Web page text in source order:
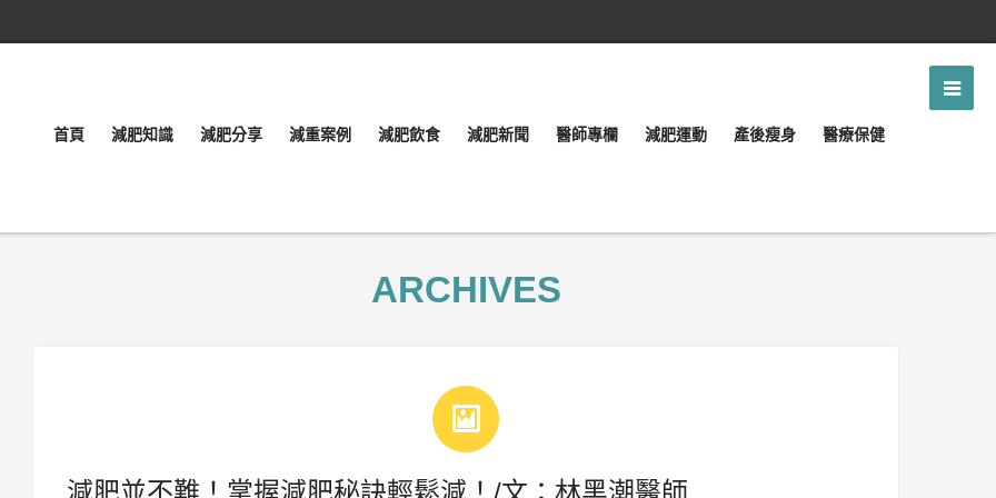
首頁 減肥知識 減肥分享 減重案例 減肥飲食 減肥新聞 醫師專欄 減肥運動 產後瘦身 醫療保健
ARCHIVES
減肥並不難！掌握減肥秘訣輕鬆減！/文：林黑潮醫師